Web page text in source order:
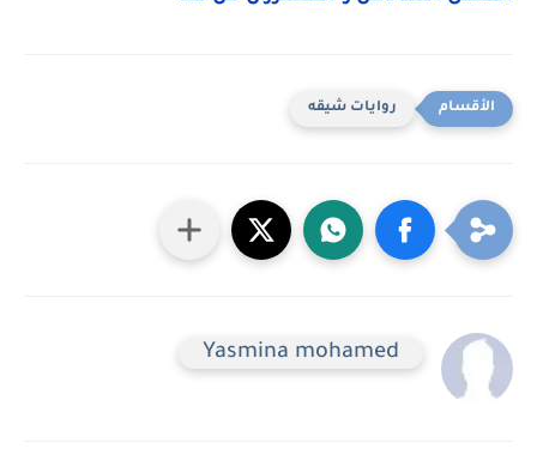
روايات شيقه
Yasmina mohamed